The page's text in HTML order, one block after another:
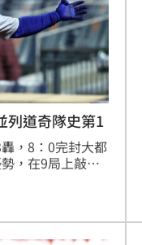
道奇隊史第1
，8：0完封大都
，在9局上敲出
席格（Corey